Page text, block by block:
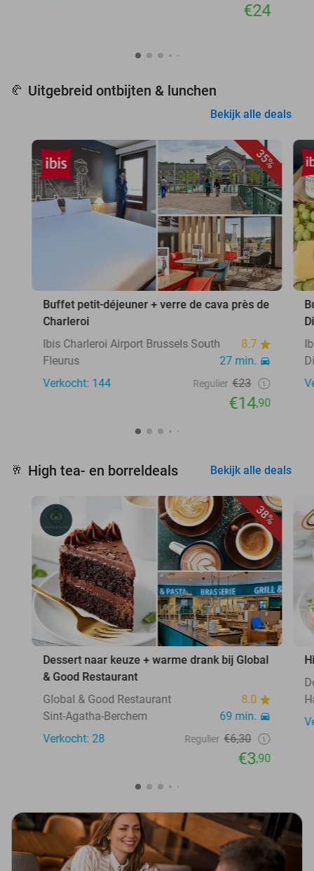
€24
🥐 Uitgebreid ontbijten & lunchen
Bekijk alle deals
35%
Buffet petit-déjeuner + verre de cava près de
Charleroi
Ibis Charleroi Airport Brussels South
8.7
Fleurus
27 min.
Verkocht: 144
Regulier €23
€14,90
🥂 High tea- en borreldeals Bekijk alle deals
38%
Dessert naar keuze + warme drank bij Global
& Good Restaurant
Global & Good Restaurant
8.0
Sint-Agatha-Berchem
69 min.
Verkocht: 28
Regulier €6,30
€3,90